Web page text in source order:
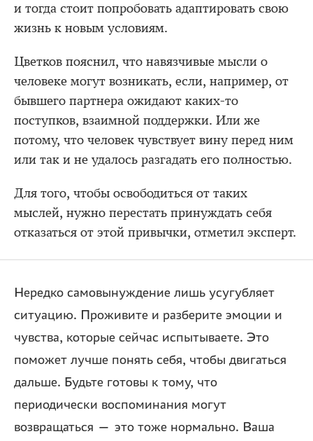
и тогда стоит попробовать адаптировать свою
жизнь к новым условиям.
Цветков пояснил, что навязчивые мысли о
человеке могут возникать, если, например, от
бывшего партнера ожидают каких-то
поступков, взаимной поддержки. Или же
потому, что человек чувствует вину перед ним
или так и не удалось разгадать его полностью.
Для того, чтобы освободиться от таких
мыслей, нужно перестать принуждать себя
отказаться от этой привычки, отметил эксперт.
Нередко самовынуждение лишь усугубляет
ситуацию. Проживите и разберите эмоции и
чувства, которые сейчас испытываете. Это
поможет лучше понять себя, чтобы двигаться
дальше. Будьте готовы к тому, что
периодически воспоминания могут
возвращаться — это тоже нормально. Ваша